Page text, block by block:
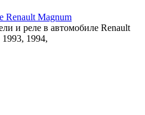
Renault Magnum
и реле в автомобиле Renault
1994,